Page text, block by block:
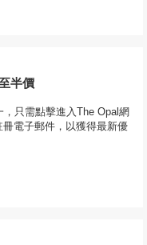
半價
只需點擊進入The Opal網
電子郵件，以獲得最新優